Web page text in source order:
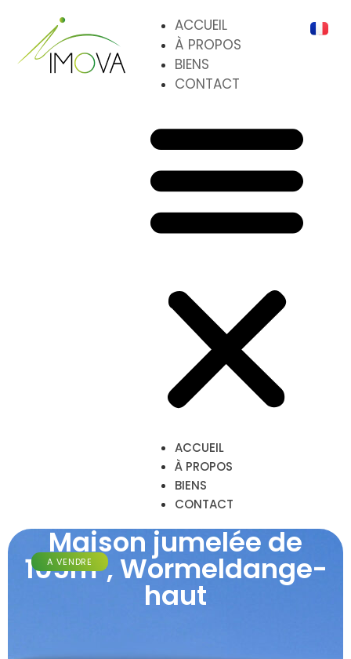
ACCUEIL
À PROPOS
BIENS
CONTACT
ACCUEIL
À PROPOS
BIENS
CONTACT
Maison jumelée de
105m², Wormeldange-
haut
A VENDRE